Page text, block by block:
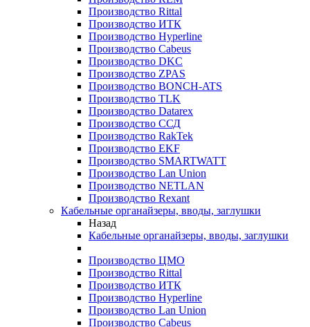
Производство Rittal
Производство ИТК
Производство Hyperline
Производство Cabeus
Производство DKC
Производство ZPAS
Производство BONCH-ATS
Производство TLK
Производство Datarex
Производство ССД
Производство RakTek
Производство EKF
Производство SMARTWATT
Производство Lan Union
Производство NETLAN
Производство Rexant
Кабельные органайзеры, вводы, заглушки
Назад
Кабельные органайзеры, вводы, заглушки
Производство ЦМО
Производство Rittal
Производство ИТК
Производство Hyperline
Производство Lan Union
Производство Cabeus